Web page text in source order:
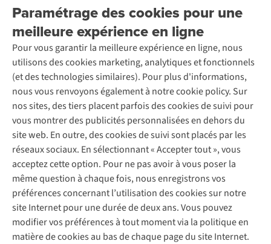
Paramétrage des cookies pour une
meilleure expérience en ligne
Pour vous garantir la meilleure expérience en ligne, nous
utilisons des cookies marketing, analytiques et fonctionnels
(et des technologies similaires). Pour plus d'informations,
nous vous renvoyons également à notre cookie policy. Sur
nos sites, des tiers placent parfois des cookies de suivi pour
vous montrer des publicités personnalisées en dehors du
site web. En outre, des cookies de suivi sont placés par les
réseaux sociaux. En sélectionnant « Accepter tout », vous
acceptez cette option. Pour ne pas avoir à vous poser la
même question à chaque fois, nous enregistrons vos
préférences concernant l’utilisation des cookies sur notre
site Internet pour une durée de deux ans. Vous pouvez
modifier vos préférences à tout moment via la politique en
matière de cookies au bas de chaque page du site Internet.
Rétractation d'une commande
Entretien & réparations
Garantie
Contactez-nous
À propos d’Ayacucho
Nos magasins
À propos d’A.S.Adventure
Déclaration d'accessibilité
Location / Location sports d’hiver
Entretien de ski
Service de lavage
Entretien de chaussures
Réparation de chaussures
Réparation de vêtements
Retouches
Pour les entreprises
Découvrez
A.S.Magazine
Explore Camp
Gear Check
Expertise & conseils
Abonnez-vous à la newsletter
Suivez-nous
Mentions légales
Politique de confidentialité
Conditions générales
Cookie Policy